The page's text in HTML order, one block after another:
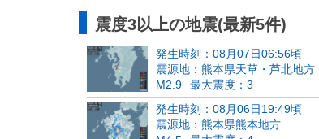
震度3以上の地震(最新5件)
発生時刻：08月07日06:56頃
震源地：熊本県天草・芦北地方
M2.9
最大震度：3
発生時刻：08月06日19:49頃
震源地：熊本県熊本地方